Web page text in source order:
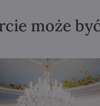
może